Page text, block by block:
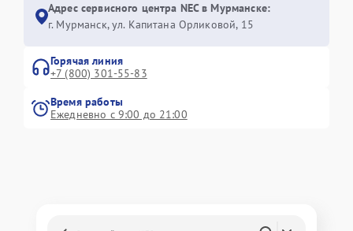
Адрес сервисного центра NEC в Мурманске:
г. Мурманск, ул. Капитана Орликовой, 15
Горячая линия
+7 (800) 301-55-83
Время работы
Ежедневно с 9:00 до 21:00